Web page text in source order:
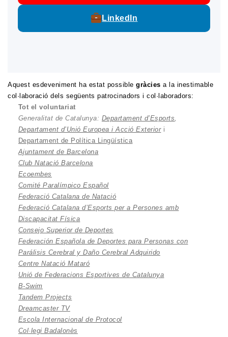
LinkedIn
Aquest esdeveniment ha estat possible gràcies a la inestimable
col·laboració dels següents patrocinadors i col·laboradors:
Tot el voluntariat
Generalitat de Catalunya: Departament d’Esports
Departament d’Unió Europea i Acció Exteriori
Departament de Política Lingüística
Ajuntament de Barcelona
Club Natació Barcelona
Ecoembes
Comité Paralímpico Español
Federació Catalana de Natació
Federació Catalana d’Esports per a Persones amb
Discapacitat Física
Consejo Superior de Deportes
Federación Española de Deportes para Personas con
Parálisis Cerebral y Daño Cerebral Adquirido
Centre Natació Mataró
Unió de Federacions Esportives de Catalunya
B-Swim
Tandem Projects
Dreamcaster TV
Escola Internacional de Protocol
Col·legi Badalonès